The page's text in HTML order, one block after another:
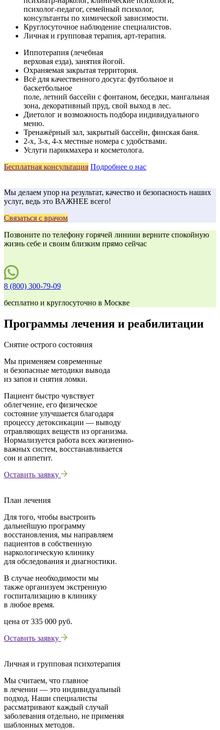
психолог-педагог, семейный психолог,
консультанты по химической зависимости.
Круглосуточное наблюдение специалистов.
Личная и групповая терапия, арт-терапия.
Иппотерапия (лечебная
верховая езда), занятия йогой.
Охраняемая закрытая территория.
Всё для качественного досуга: футбольное и
баскетбольное
поле, летний бассейн с фонтаном, беседки, мангальная
зона, декоративный пруд, свой выход в лес.
Диетолог и возможность подбора индивидуального
меню.
Тренажёрный зал, закрытый бассейн, финская баня.
2-х, 3-х, 4-х местные номера с удобствами.
Услуги парикмахера и косметолога.
Бесплатная консультация Подробнее о нас
Мы делаем упор на результат, качество и безопасность наших
услуг, ведь это ВАЖНЕЕ всего!
Связаться с врачом
Позвоните по телефону горячей линиии верните спокойную
жизнь себе и своим близким прямо сейчас
8 (800) 300-79-09
бесплатно и круглосуточно в Москве
Программы лечения и реабилитации
Снятие острого состояния
Мы применяем современные
и безопасные методики вывода
из запоя и снятия ломки.
Пациент быстро чувствует
облегчение, его физическое
состояние улучшается благодаря
процессу детоксикации — выводу
отравляющих веществ из организма.
Нормализуется работа всех жизненно-
важных систем, восстанавливается
сон и аппетит.
Оставить заявку
План лечения
Для того, чтобы выстроить
дальнейшую программу
восстановления, мы направляем
пациентов в собственную
наркологическую клинику
для обследования и диагностики.
В случае необходимости мы
также организуем экстренную
госпитализацию в клинику
в любое время.
цена от 335 000 руб.
Оставить заявку
Личная и групповая психотерапия
Мы считаем, что главное
в лечении — это индивидуальный
подход. Наши специалисты
рассматривают каждый случай
заболевания отдельно, не применяя
шаблонных методов.